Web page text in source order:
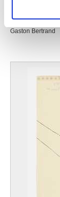
Gaston Bertrand